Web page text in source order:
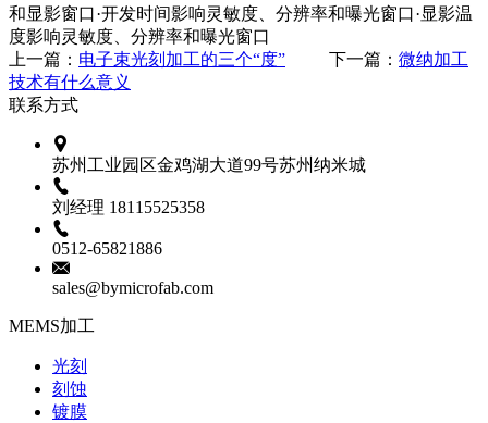
和显影窗口·开发时间影响灵敏度、分辨率和曝光窗口·显影温
度影响灵敏度、分辨率和曝光窗口
上一篇： 电子束光刻加工的三个“度” 下一篇： 微纳加工
技术有什么意义
联系方式
苏州工业园区金鸡湖大道99号苏州纳米城
刘经理 18115525358
0512-65821886
sales@bymicrofab.com
MEMS加工
光刻
刻蚀
镀膜